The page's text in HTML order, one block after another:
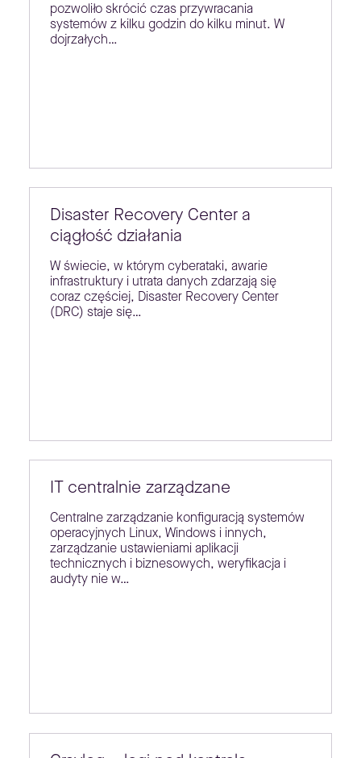
pozwoliło skrócić czas przywracania
systemów z kilku godzin do kilku minut. W
dojrzałych…
Disaster Recovery Center a
ciągłość działania
W świecie, w którym cyberataki, awarie
infrastruktury i utrata danych zdarzają się
coraz częściej, Disaster Recovery Center
(DRC) staje się…
IT centralnie zarządzane
Centralne zarządzanie konfiguracją systemów
operacyjnych Linux, Windows i innych,
zarządzanie ustawieniami aplikacji
technicznych i biznesowych, weryfikacja i
audyty nie w…